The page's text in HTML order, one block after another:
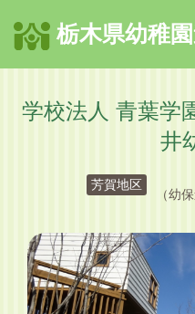
栃木県幼稚
学校法人 青葉
井
芳賀地区
（幼